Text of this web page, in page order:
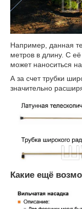
Например, данная
метров в длину. С
может наноситься
А за счет трубки
значительно
Какие ещё